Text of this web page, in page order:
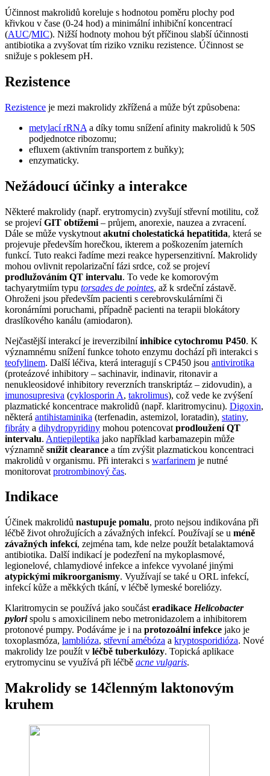
Účinnost makrolidů koreluje s hodnotou poměru plochy pod
křivkou v čase (0-24 hod) a minimální inhibiční koncentrací
(AUC/MIC). Nižší hodnoty mohou být příčinou slabší účinnosti
antibiotika a zvyšovat tím riziko vzniku rezistence. Účinnost se
snižuje s poklesem pH.
Rezistence
Rezistence je mezi makrolidy zkřížená a může být způsobena:
metylací rRNA a díky tomu snížení afinity makrolidů k 50S
podjednotce ribozomu;
efluxem (aktivním transportem z buňky);
enzymaticky.
Nežádoucí účinky a interakce
Některé makrolidy (např. erytromycin) zvyšují střevní motilitu, což
se projevíGIT obtížemi – průjem, anorexie, nauzea a zvracení.
Dále se může vyskytnout akutní cholestatická hepatitida, která se
projevuje především horečkou, ikterem a poškozením jaterních
funkcí. Tuto reakci řadíme mezi reakce hypersenzitivní. Makrolidy
mohou ovlivnit repolarizační fázi srdce, což se projeví
prodlužováním QT intervalu. To vede ke komorovým
tachyarytmiím typu torsades de pointes, až k srdeční zástavě.
Ohroženi jsou především pacienti s cerebrovskulárními či
koronárními poruchami, případně pacienti na terapii blokátory
draslíkového kanálu (amiodaron).
Nejčastější interakcí je ireverzibilníinhibice cytochromu P450. K
významnému snížení funkce tohoto enzymu dochází při interakci s
teofylinem. Další léčiva, která interagují s CP450 jsou antivirotika
(proteázové inhibitory – sachinavir, indinavir, ritonavir a
nenukleosidové inhibitory reverzních transkriptáz – zidovudin), a
imunosupresiva (cyklosporin A, takrolimus), což vede ke zvýšení
plazmatické koncentrace makrolidů (např. klaritromycinu). Digoxin,
některá antihistaminika (terfenadin, astemizol, loratadin), statiny,
fibráty a dihydropyridiny mohou potencovat prodloužení QT
intervalu. Antiepileptika jako například karbamazepin může
významně snížit clearance a tím zvýšit plazmatickou koncentraci
makrolidů v organismu. Při interakci s warfarinem je nutné
monitorovat protrombinový čas.
Indikace
Účinek makrolidů nastupuje pomalu, proto nejsou indikována při
léčbě život ohrožujících a závažných infekcí. Používají se u méně
závažných infekcí, zejména tam, kde nelze použít betalaktamová
antibiotika. Další indikací je podezření na mykoplasmové,
legionelové, chlamydiové infekce a infekce vyvolané jinými
atypickými mikroorganismy. Využívají se také u ORL infekcí,
infekcí kůže a měkkých tkání, v léčbě lymeské boreliózy.
Klaritromycin se používá jako součást eradikace Helicobacter
pylorispolu s amoxicilinem nebo metronidazolem a inhibitorem
protonové pumpy. Podáváme je i na protozoální infekce jako je
toxoplasmóza, lamblióza, střevní amébóza a kryptosporidióza. Nové
makrolidy lze použít v léčbě tuberkulózy. Topická aplikace
erytromycinu se využívá při léčbě acne vulgaris.
Makrolidy se 14členným laktonovým
kruhem